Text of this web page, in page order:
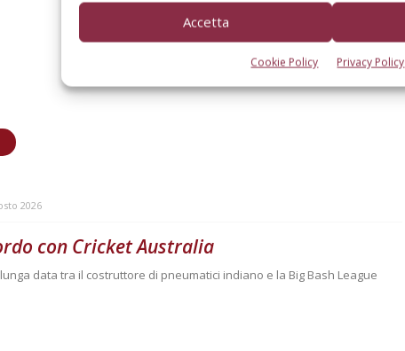
Accetta
Cookie Policy Privacy Policy
2026
con Cricket Australia
data tra il costruttore di pneumatici indiano e la Big Bash League